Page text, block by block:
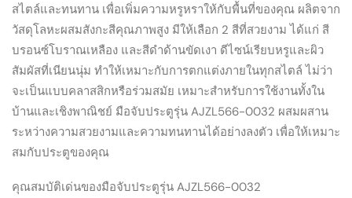
สไตล์และทนทาน เพื่อเพิ่มความหรูหราให้กับพื้นที่ของคุณ ผลิตจาก
วัสดุโลหะผสมสังกะสีคุณภาพสูง มีให้เลือก 2 สีที่สวยงาม ได้แก่ สี
บรอนซ์โบราณเหลือง และสีดำด้านขัดเงา ดีไซน์เรียบหรูและผิว
สัมผัสที่เนียนนุ่ม ทำให้เหมาะกับการตกแต่งภายในทุกสไตล์ ไม่ว่า
จะเป็นแบบคลาสสิกหรือร่วมสมัย เหมาะสำหรับการใช้งานทั้งใน
บ้านและเชิงพาณิชย์ มือจับประตูรุ่น AJZL566-0032 ผสมผสาน
ระหว่างความสวยงามและความทนทานได้อย่างลงตัว เพื่อให้เหมาะ
สมกับประตูของคุณ
คุณสมบัติเด่นของมือจับประตูรุ่น AJZL566-0032